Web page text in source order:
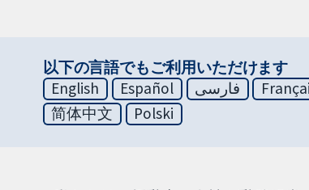
以下の言語でもご利用いただけます
English
Español فارسی
简体中文
Polski